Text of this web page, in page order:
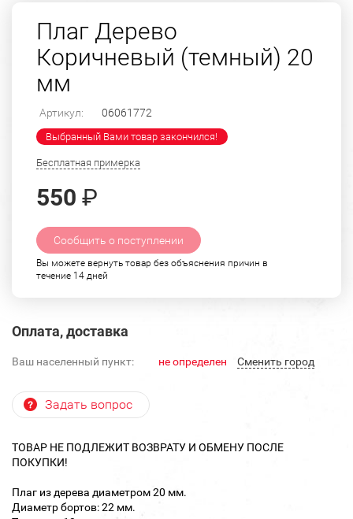
Плаг Дерево
Коричневый (темный) 20
мм
Артикул: 06061772
Выбранный Вами товар закончился!
Бесплатная примерка
550 ₽
Сообщить о поступлении
Вы можете вернуть товар без объяснения причин в
течение 14 дней
Оплата, доставка
Ваш населенный пункт: не определен Cменить город
Задать вопрос
ТОВАР НЕ ПОДЛЕЖИТ ВОЗВРАТУ И ОБМЕНУ ПОСЛЕ
ПОКУПКИ!
Плаг из дерева диаметром 20 мм.
Диаметр бортов: 22 мм.